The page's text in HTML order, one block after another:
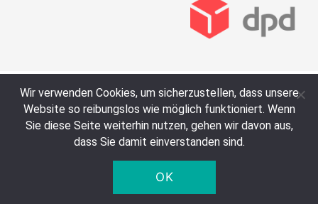
Wir verwenden Cookies, um sicherzustellen, dass unsere
Website so reibungslos wie möglich funktioniert. Wenn
Sie diese Seite weiterhin nutzen, gehen wir davon aus,
dass Sie damit einverstanden sind.
OK